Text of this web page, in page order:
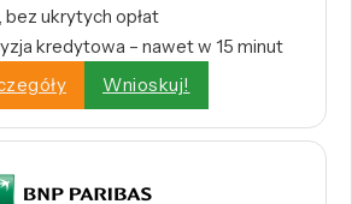
bez ukrytych opłat
kredytowa – nawet w 15 minut
Wnioskuj!